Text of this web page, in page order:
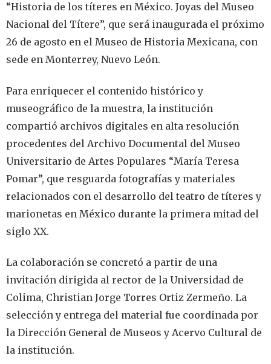
“Historia de los títeres en México. Joyas del Museo
Nacional del Títere”, que será inaugurada el próximo
26 de agosto en el Museo de Historia Mexicana, con
sede en Monterrey, Nuevo León.
Para enriquecer el contenido histórico y
museográfico de la muestra, la institución
compartió archivos digitales en alta resolución
procedentes del Archivo Documental del Museo
Universitario de Artes Populares “María Teresa
Pomar”, que resguarda fotografías y materiales
relacionados con el desarrollo del teatro de títeres y
marionetas en México durante la primera mitad del
siglo XX.
La colaboración se concretó a partir de una
invitación dirigida al rector de la Universidad de
Colima, Christian Jorge Torres Ortiz Zermeño. La
selección y entrega del material fue coordinada por
la Dirección General de Museos y Acervo Cultural de
la institución.